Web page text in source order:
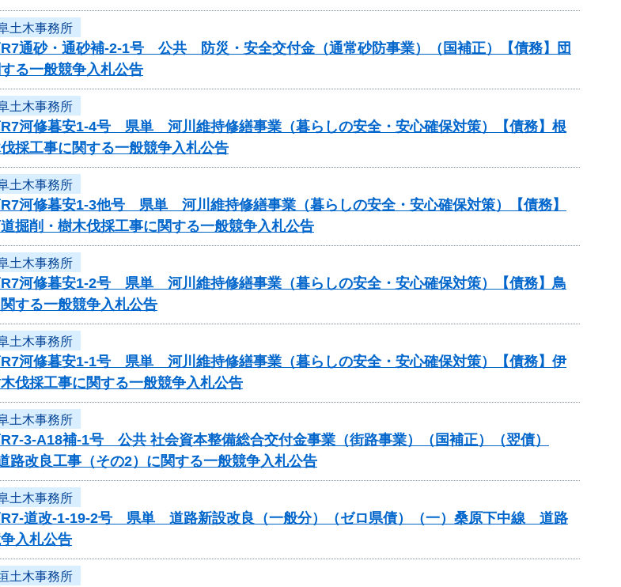
土木事務所
R7通砂・通砂補-2-1号 公共 防災・安全交付金（通常砂防事業）（国補正）【債務】団
る一般競争入札公告
土木事務所
R7河修暮安1-4号 県単 河川維持修繕事業（暮らしの安全・安心確保対策）【債務】根
採工事に関する一般競争入札公告
土木事務所
R7河修暮安1-3他号 県単 河川維持修繕事業（暮らしの安全・安心確保対策）【債務】
掘削・樹木伐採工事に関する一般競争入札公告
土木事務所
R7河修暮安1-2号 県単 河川維持修繕事業（暮らしの安全・安心確保対策）【債務】鳥
する一般競争入札公告
土木事務所
R7河修暮安1-1号 県単 河川維持修繕事業（暮らしの安全・安心確保対策）【債務】伊
伐採工事に関する一般競争入札公告
土木事務所
R7-3-A18補-1号 公共 社会資本整備総合交付金事業（街路事業）（国補正）（翌債）
路改良工事（その2）に関する一般競争入札公告
土木事務所
R7-道改-1-19-2号 県単 道路新設改良（一般分）（ゼロ県債）（一）桑原下中線 道路
入札公告
土木事務所